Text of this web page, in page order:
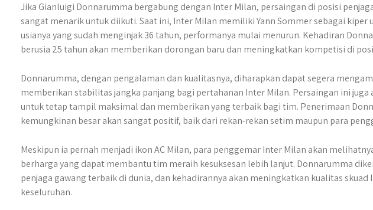
Jika Gianluigi Donnarumma bergabung dengan Inter Milan, persaingan di posisi
sangat menarik untuk diikuti. Saat ini, Inter Milan memiliki Yann Sommer sebagai kiper
usianya yang sudah menginjak 36 tahun, performanya mulai menurun. Kehadiran
berusia 25 tahun akan memberikan dorongan baru dan meningkatkan kompetisi di
Donnarumma, dengan pengalaman dan kualitasnya, diharapkan dapat segera
memberikan stabilitas jangka panjang bagi pertahanan Inter Milan. Persaingan ini juga
untuk tetap tampil maksimal dan memberikan yang terbaik bagi tim. Penerimaan
kemungkinan besar akan sangat positif, baik dari rekan-rekan setim maupun para
Meskipun ia pernah menjadi ikon AC Milan, para penggemar Inter Milan akan
berharga yang dapat membantu tim meraih kesuksesan lebih lanjut. Donnarumma
penjaga gawang terbaik di dunia, dan kehadirannya akan meningkatkan kualitas skuad
keseluruhan.